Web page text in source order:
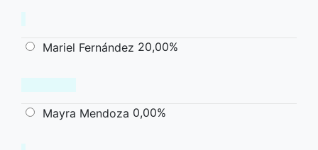
Mariel Fernández 20,00%
Mayra Mendoza 0,00%